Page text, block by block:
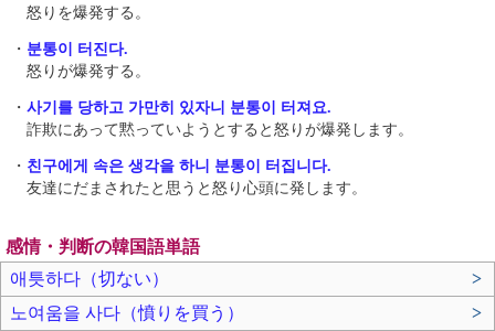
怒りを爆発する。
・ 분통이 터진다.
怒りが爆発する。
・ 사기를 당하고 가만히 있자니 분통이 터져요.
詐欺にあって黙っていようとすると怒りが爆発します。
・ 친구에게 속은 생각을 하니 분통이 터집니다.
友達にだまされたと思うと怒り心頭に発します。
感情・判断の韓国語単語
애틋하다（切ない）
>
노여움을 사다（憤りを買う）
>